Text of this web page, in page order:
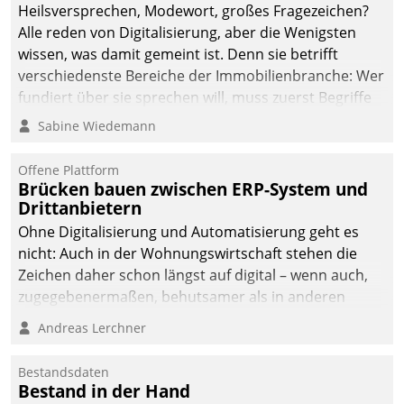
Heilsversprechen, Modewort, großes Fragezeichen?
Alle reden von Digitalisierung, aber die Wenigsten
wissen, was damit gemeint ist. Denn sie betrifft
verschiedenste Bereiche der Immobilienbranche: Wer
fundiert über sie sprechen will, muss zuerst Begriffe
klären. Ein Aspekt ist die betriebliche Optimierung:
Einsparungen durch optimierte und automatisierte
Prozesse. Doch man darf nicht zu viel erwarten: Allein
mit der Einführung einer neuen Software ist es nicht
getan. Die Digitalisierung erfordert von Unternehmen
die Bereitschaft, sich zu überprüfen, zu hinterfragen
und zu verändern.
Sabine Wiedemann
Offene Plattform
Brücken bauen zwischen ERP-System und
Drittanbietern
Ohne Digitalisierung und Automatisierung geht es
nicht: Auch in der Wohnungswirtschaft stehen die
Zeichen daher schon längst auf digital – wenn auch,
zugegebenermaßen, behutsamer als in anderen
Branchen.
Andreas Lerchner
Bestandsdaten
Bestand in der Hand